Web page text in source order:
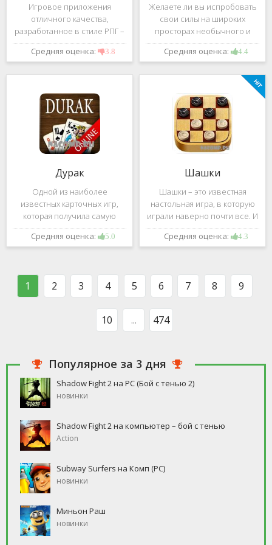
Игровое приложения
отличного качества,
разработанное в стиле РПГ –
это, конечно же, Dark
Avenger. В ней вы сможете
большое количество
проблем на свою
Средняя оценка: 3.8
Желаете ли вы испробовать
свои силы на широких
просторах необычного и
удивительного мира,
который наполнен
Если да, тогда вам к нам. Игра,
которую мы вам предложим
ниже и о
Средняя оценка: 4.4
Дурак
Одной из наиболее
известных карточных игр,
которая получила самую
большую известность среди
всех людей всех возрастных
такого человека, который бы
Средняя оценка: 5.0
Шашки
Шашки – это известная
настольная игра, в которую
играли наверно почти все. И
это не странно. Эта игра
имеет не сложные правила и
свободное время, но
Средняя оценка: 4.3
1 2 3 4 5 6 7 8 9
10 ... 474
Популярное за 3 дня
Shadow Fight 2 на PC (Бой с тенью 2)
новинки
Shadow Fight 2 на компьютер – бой с тенью
Action
Subway Surfers на Комп (PC)
новинки
Миньон Раш
новинки